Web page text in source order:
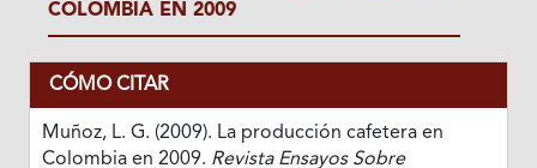
COLOMBIA EN 2009
CÓMO CITAR
Muñoz, L. G. (2009). La producción cafetera en
Colombia en 2009. Revista Ensayos Sobre